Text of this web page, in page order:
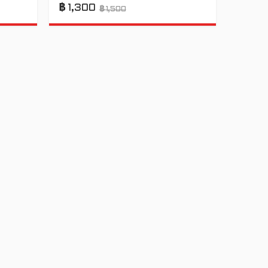
฿1,300 ฿1,500